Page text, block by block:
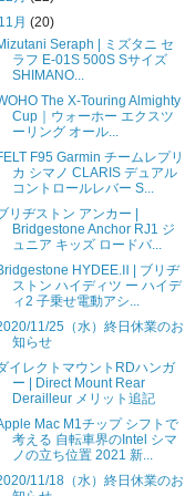
月(20)
Seraph | ミズタニ セ
ラフ E-01S 500S Sサイズ
SHIMANO...
The X-Touring Almighty
Cup｜ウォーホー エクスツ
ーリング オール...
F95 Garmin チームレプリ
カ シマノ CLARIS デュアル
コントロールレバー S...
リヂストン アンカー |
Bridgestone Anchor RJ1 ジ
ュニア キッズ ロードバ...
HYDEE.Ⅱ | ブリヂ
ストン ハイディツ ー ハイデ
ィ2 ⼦乗せ電動アシ...
11/25（水）終日休業のお
知らせ
イレクトマウントRDハンガ
ー | Direct Mount Rear
Derailleur メリット追記
Mac M1チップ シフトで
考える 自転車界のIntel シマ
ノの立ち位置 2021 新...
11/18（水）終日休業のお